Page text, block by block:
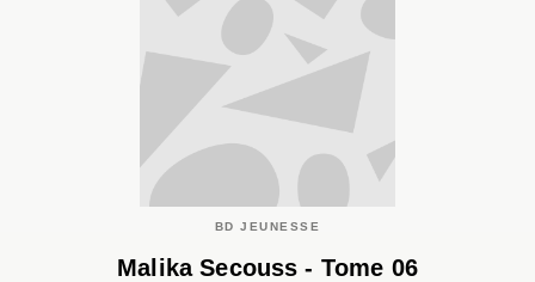
BD JEUNESSE
Malika Secouss - Tome 06